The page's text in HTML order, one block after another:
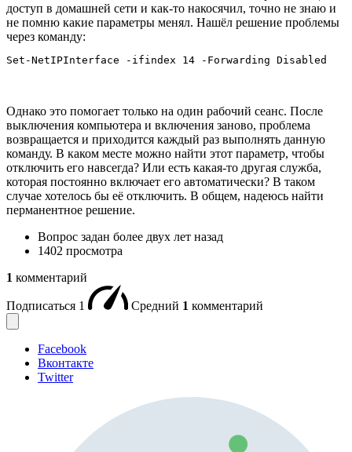
доступ в домашней сети и как-то накосячил, точно не знаю и
не помню какие параметры менял. Нашёл решение проблемы
через команду:
Set-NetIPInterface -ifindex 14 -Forwarding Disabled
Однако это помогает только на один рабочий сеанс. После
выключения компьютера и включения заново, проблема
возвращается и приходится каждый раз выполнять данную
команду. В каком месте можно найти этот параметр, чтобы
отключить его навсегда? Или есть какая-то другая служба,
которая постоянно включает его автоматически? В таком
случае хотелось бы её отключить. В общем, надеюсь найти
перманентное решение.
Вопрос задан более двух лет назад
1402 просмотра
1 комментарий
Подписаться 1 Средний 1 комментарий
Facebook
Вконтакте
Twitter